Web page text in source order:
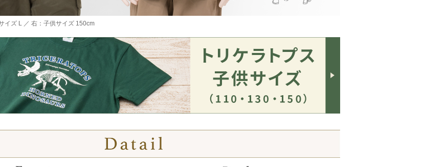
ズ L ／ 右：子供サイズ 150cm